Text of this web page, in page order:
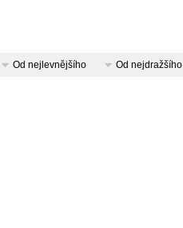
Od nejlevnějšího Od nejdražšího